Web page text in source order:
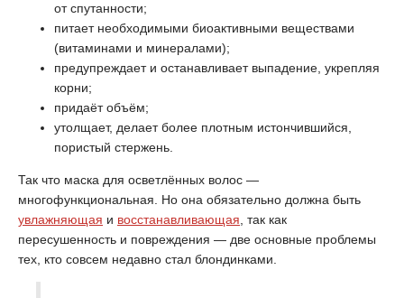
от спутанности;
питает необходимыми биоактивными веществами
(витаминами и минералами);
предупреждает и останавливает выпадение, укрепляя
корни;
придаёт объём;
утолщает, делает более плотным истончившийся,
пористый стержень.
Так что маска для осветлённых волос —
многофункциональная. Но она обязательно должна быть
увлажняющая и восстанавливающая , так как
пересушенность и повреждения — две основные проблемы
тех, кто совсем недавно стал блондинками.